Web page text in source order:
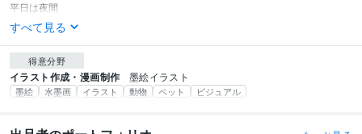
平日は夜間
すべて見る
得意分野
イラスト作成・漫画制作 墨絵イラスト
墨絵 水墨画 イラスト 動物 ペット ビジュアル